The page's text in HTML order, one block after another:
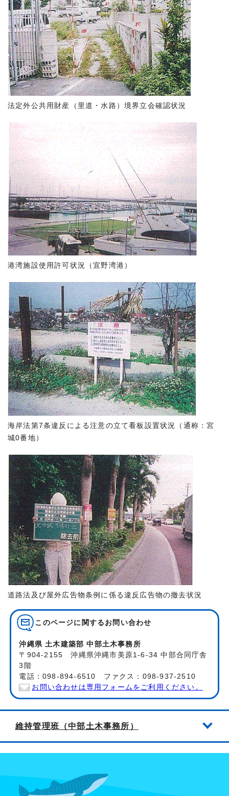
法定外公共用財産（里道・水路）境界立会確認状況
港湾施設使用許可状況（宜野湾港）
海岸法第7条違反による注意の立て看板設置状況（通称：宮
城0番地）
道路法及び屋外広告物条例に係る違反広告物の撤去状況
このページに関する お問い合わせ
沖縄県 土木建築部 中部土木事務所
〒904-2155 沖縄県沖縄市美原1-6-34 中部合同庁舎
3階
電話：098-894-6510 ファクス：098-937-2510
お問い合わせは専用フォームをご利用ください。
維持管理班（中部土木事務所）